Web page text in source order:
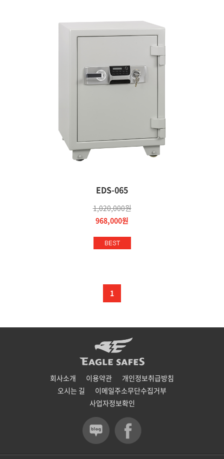
EDS-065
1,020,000원
968,000원
1
회사소개 이용약관
개인정보취급방침
오시는 길
이메일주소무단수집거부
사업자정보확인